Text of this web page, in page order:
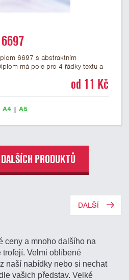
6697 s abstraktním
má pole pro 4 řádky textu a
diplom s univerzálnímod 11 Kč
A4| A5
PRODUKTŮ
DALŠÍ
ceny a mnoho dalšího na
trofejí. Velmi oblíbené
naší nabídky nebo si nechat
vašich představ. Velké